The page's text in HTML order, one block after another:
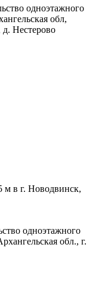
одноэтажного
обл,
Нестерово
в г. Новодвинск,
одноэтажного
обл., г.